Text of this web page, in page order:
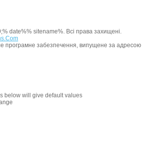
date%% sitename%. Всі права захищені.
програмне забезпечення, випущене за адресою
below will give default values